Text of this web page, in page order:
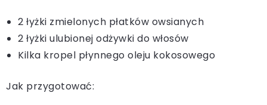
2 łyżki zmielonych płatków owsianych
2 łyżki ulubionej odżywki do włosów
Kilka kropel płynnego oleju kokosowego
Jak przygotować: